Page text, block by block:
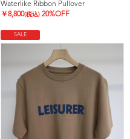
Waterlike Ribbon Pullover
￥8,800(税込) 20%OFF
SALE